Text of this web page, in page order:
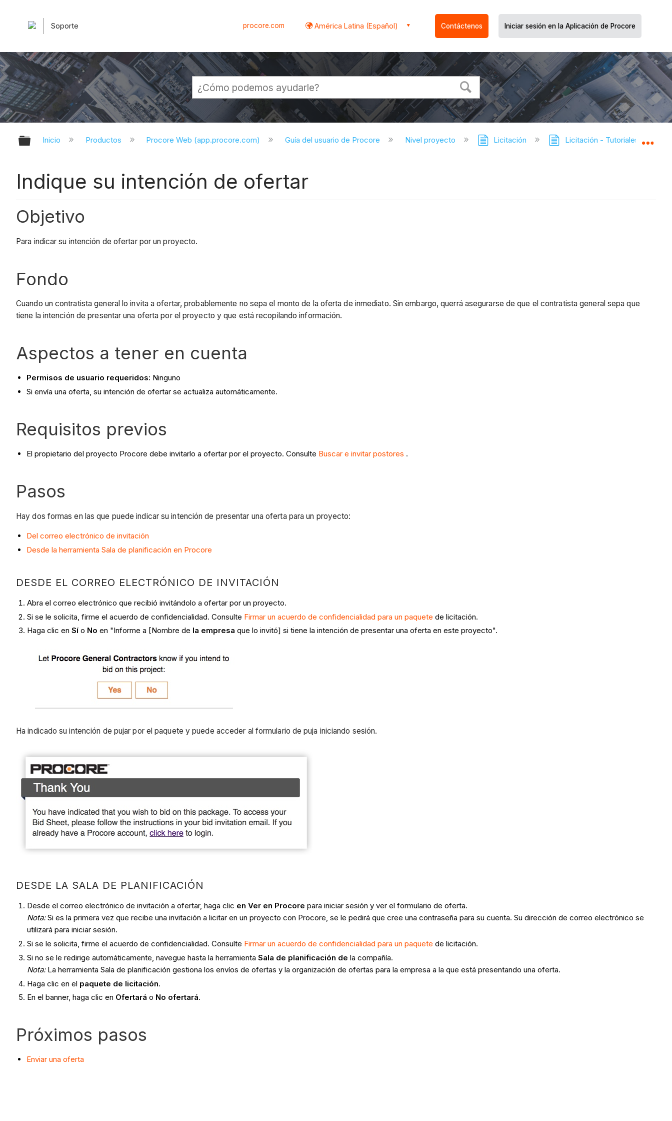
Soporte procore.com América Latina (Español) Contáctenos Iniciar sesión en la Aplicación de Procore
Expandir/contraer jerarquía global
Inicio Productos Procore Web (app.procore.com) Guía del usuario de Procore Nivel proyecto Licitación Licitación - Tutoriales
Indique su intención de ofertar
Objetivo
Para indicar su intención de ofertar por un proyecto.
Fondo
Cuando un contratista general lo invita a ofertar, probablemente no sepa el monto de la oferta de inmediato. Sin embargo, querrá asegurarse de que el contratista general sepa que
tiene la intención de presentar una oferta por el proyecto y que está recopilando información.
Aspectos a tener en cuenta
Permisos de usuario requeridos: Ninguno
Si envía una oferta, su intención de ofertar se actualiza automáticamente.
Requisitos previos
El propietario del proyecto Procore debe invitarlo a ofertar por el proyecto. Consulte Buscar e invitar postores .
Pasos
Hay dos formas en las que puede indicar su intención de presentar una oferta para un proyecto:
Del correo electrónico de invitación
Desde la herramienta Sala de planificación en Procore
DESDE EL CORREO ELECTRÓNICO DE INVITACIÓN
Abra el correo electrónico que recibió invitándolo a ofertar por un proyecto.
Si se le solicita, firme el acuerdo de confidencialidad. Consulte Firmar un acuerdo de confidencialidad para un paquete de licitación.
Haga clic enSí o No en "Informe a [Nombre de la empresa que lo invitó] si tiene la intención de presentar una oferta en este proyecto".
Ha indicado su intención de pujar por el paquete y puede acceder al formulario de puja iniciando sesión.
DESDE LA SALA DE PLANIFICACIÓN
Desde el correo electrónico de invitación a ofertar, haga clic en Ver en Procore para iniciar sesión y ver el formulario de oferta.
Nota:Si es la primera vez que recibe una invitación a licitar en un proyecto con Procore, se le pedirá que cree una contraseña para su cuenta. Su dirección de correo electrónico se
utilizará para iniciar sesión.
Si se le solicita, firme el acuerdo de confidencialidad. Consulte Firmar un acuerdo de confidencialidad para un paquete de licitación.
Si no se le redirige automáticamente, navegue hasta la herramientaSala de planificación de la compañía.
Nota: La herramienta Sala de planificación gestiona los envíos de ofertas y la organización de ofertas para la empresa a la que está presentando una oferta.
Haga clic en el paquete de licitación.
En el banner, haga clic en Ofertaráo No ofertará.
Próximos pasos
Enviar una oferta